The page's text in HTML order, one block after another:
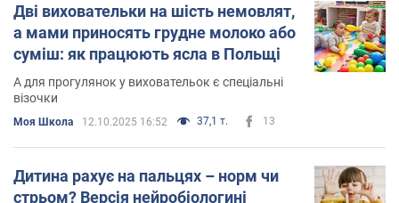
Дві виховательки на шість немовлят,
а мами приносять грудне молоко або
суміш: як працюють ясла в Польщі
А для прогулянок у виховательок є спеціальні
візочки
Моя Школа 12.10.2025 16:52 37,1 т. 13
Дитина рахує на пальцях – норм чи
стрьом? Версія нейробіологині